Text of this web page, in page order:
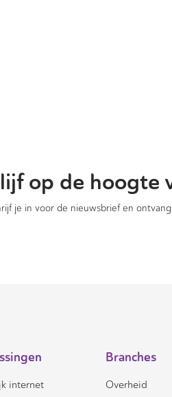
op de hoogte
je in voor de nieuwsbrief en
internet
Branches
Overheid